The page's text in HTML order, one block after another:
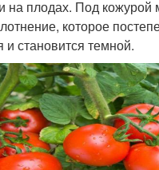
на плодах. Под кожурой
которое
и становится темной.